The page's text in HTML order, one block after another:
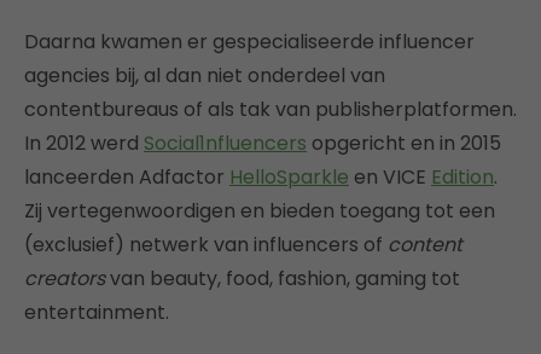
Daarna kwamen er gespecialiseerde influencer
agencies bij, al dan niet onderdeel van
contentbureaus of als tak van publisherplatformen.
In 2012 werd Social1nfluencers opgericht en in 2015
lanceerden Adfactor HelloSparkle en VICE Edition.
Zij vertegenwoordigen en bieden toegang tot een
(exclusief) netwerk van influencers of content
creatorsvan beauty, food, fashion, gaming tot
entertainment.